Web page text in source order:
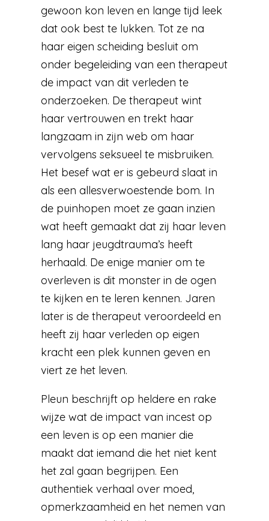
gewoon kon leven en lange tijd leek
dat ook best te lukken. Tot ze na
haar eigen scheiding besluit om
onder begeleiding van een therapeut
de impact van dit verleden te
onderzoeken. De therapeut wint
haar vertrouwen en trekt haar
langzaam in zijn web om haar
vervolgens seksueel te misbruiken.
Het besef wat er is gebeurd slaat in
als een allesverwoestende bom. In
de puinhopen moet ze gaan inzien
wat heeft gemaakt dat zij haar leven
lang haar jeugdtrauma’s heeft
herhaald. De enige manier om te
overleven is dit monster in de ogen
te kijken en te leren kennen. Jaren
later is de therapeut veroordeeld en
heeft zij haar verleden op eigen
kracht een plek kunnen geven en
viert ze het leven.
Pleun beschrijft op heldere en rake
wijze wat de impact van incest op
een leven is op een manier die
maakt dat iemand die het niet kent
het zal gaan begrijpen. Een
authentiek verhaal over moed,
opmerkzaamheid en het nemen van